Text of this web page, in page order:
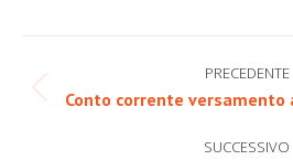
tra
PRECEDENTE
Post
Conto corrente
SUCCESSIVO